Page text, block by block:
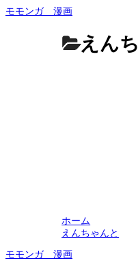
モモンガ 漫画
えん
ホーム
えんちゃんと
モモンガ 漫画